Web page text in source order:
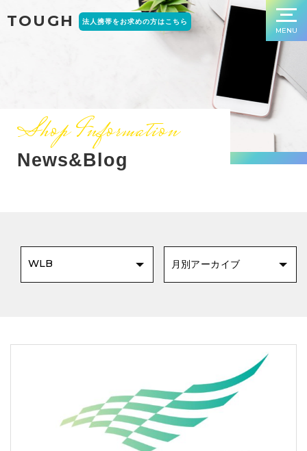
TOUGH 法人携帯をお求めの方はこちら
MENU
Shop Information
News&Blog